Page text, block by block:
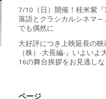
7/10（日）開催！桂米紫
落語とクラシカルシネマ
でも偶然に
大好評につき上映延長の
（株）-大長編-』いよいよ
16の舞台挨拶をお見逃しな
ページ